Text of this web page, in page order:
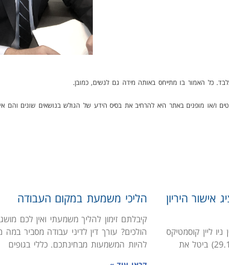
כל האמור בו מתייחס באותה מידה גם לנשים, כמובן.
ו/או מופנים באתר היא להרחיב את בסיס הידע של הגולש בנושאים שונים והם
אישור היריון
ליין קוסמטיקס
בע"מ – שרון מור עלימה (ניתן ביום 29.11.2015) ביטל את
הליכי משמעת במקום העבודה
קיבלתם זימון להליך משמעתי ואין לכם
הולכים? עורך דין לדיני עבודה מסביר במה
להיות המשמעות מבחינתכם. כללי בגופים